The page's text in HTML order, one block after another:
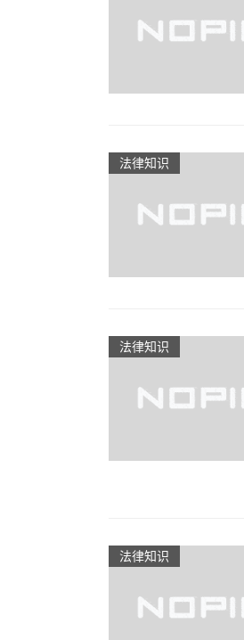
法律知识
法律知识
法律知识